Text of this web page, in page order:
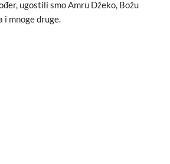
ugostili smo Amru Džeko, Božu
i mnoge druge.